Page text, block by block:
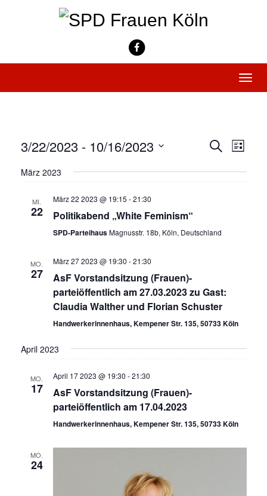
Toggle
SucheListe
3/22/2023 - 10/16/2023
wählen.
März 2023
MI.
22
März 22 2023 @ 19:15 -21:30
Politikabend „White Feminism“
SPD-ParteihausMagnusstr. 18b, Köln, Deutschland
MO.
27
März 27 2023 @ 19:30 -21:30
AsF Vorstandsitzung (Frauen)-
parteiöffentlich am 27.03.2023 zu Gast:
Claudia Walther und Florian Schuster
Handwerkerinnenhaus, Kempener Str. 135, 50733 Köln
April 2023
MO.
17
April 17 2023 @ 19:30 -21:30
AsF Vorstandsitzung (Frauen)-
parteiöffentlich am 17.04.2023
Handwerkerinnenhaus, Kempener Str. 135, 50733 Köln
MO.
24